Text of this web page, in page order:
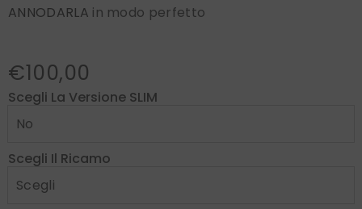
ANNODARLA in modo perfetto
€100,00
Scegli La Versione SLIM
Scegli Il Ricamo